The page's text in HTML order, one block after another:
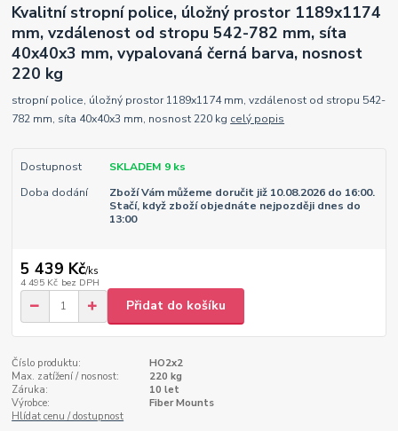
Kvalitní stropní police, úložný prostor 1189x1174
mm, vzdálenost od stropu 542-782 mm, síta
40x40x3 mm, vypalovaná černá barva, nosnost
220 kg
stropní police, úložný prostor 1189x1174 mm, vzdálenost od stropu 542-
782 mm, síta 40x40x3 mm, nosnost 220 kg celý popis
Dostupnost
SKLADEM 9 ks
Doba dodání
Zboží Vám můžeme doručit již 10.08.2026 do 16:00.
Stačí, když zboží objednáte nejpozději dnes do
13:00
5 439 Kč/ks
4 495 Kč bez DPH
Přidat do košíku
Číslo produktu:
HO2x2
Max. zatížení / nosnost:
220 kg
Záruka:
10 let
Výrobce:
Fiber Mounts
Hlídat cenu / dostupnost